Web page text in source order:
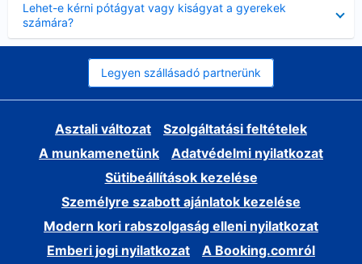
Lehet-e kérni pótágyat vagy kiságyat a gyerekek
számára?
Legyen szállásadó partnerünk
Asztali változat
Szolgáltatási feltételek
A munkamenetünk
Adatvédelmi nyilatkozat
Sütibeállítások kezelése
Személyre szabott ajánlatok kezelése
Modern kori rabszolgaság elleni nyilatkozat
Emberi jogi nyilatkozat
A Booking.comról